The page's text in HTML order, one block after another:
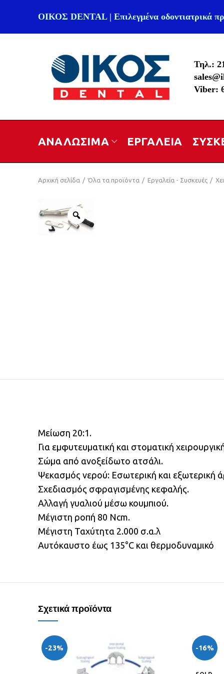
ΟΙΚΟΣ DENTAL | Επιλεγμένα οδοντιατρικά
Τηλ.:
Viber:
ΑΝΑΛΩΣΙΜΑ ΕΡΓΑΛΕΙΑ
Αρχική σελίδα Όλα τα προϊόντα Εργαλεία - Συσκευές
Μείωση 20:1.
Για εμφυτευματική και στοματική
Σώμα από ανοξείδωτο ατσάλι.
Ψεκασμός νερού: Εσωτερική και εξωτερική
Σχεδιασμός σφραγισμένης κεφαλής.
Αλλαγή γυαλιού μέσω κουμπιού.
Μέγιστη ροπή 80 Ncm.
Μέγιστη Ταχύτητα 2.000 σ.α.λ
Αυτόκαυστο έως 135°C και θερμοδυναμικό
Σχετικά προϊόντα
-23% -16%